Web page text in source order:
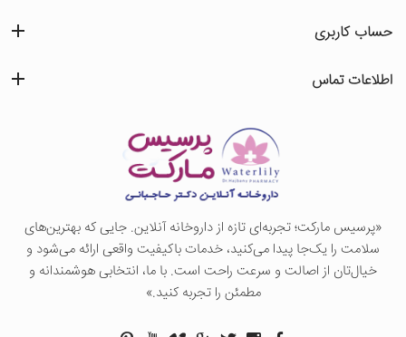
«پرسيس ماركت؛ تجربه‌ای تازه از داروخانه آنلاین. جایی که بهترین‌های
سلامت را یک‌جا پیدا می‌کنید، خدمات باکیفیت واقعی ارائه می‌شود و
خیال‌تان از اصالت و سرعت راحت است. با ما، انتخابی هوشمندانه و
مطمئن را تجربه کنید.»
حساب کاربری
اطلاعات تماس